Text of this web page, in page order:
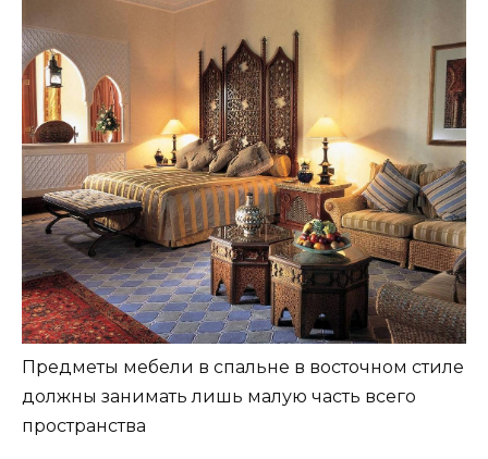
Предметы мебели в спальне в восточном стиле
должны занимать лишь малую часть всего
пространства